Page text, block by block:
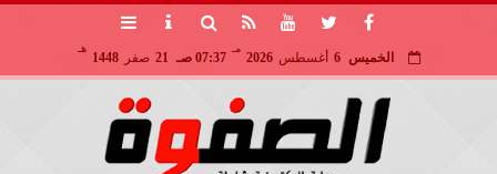
الخميس 6 أغسطس 2026
مـ
07:37 صـ 21 صفر 1448
هـ